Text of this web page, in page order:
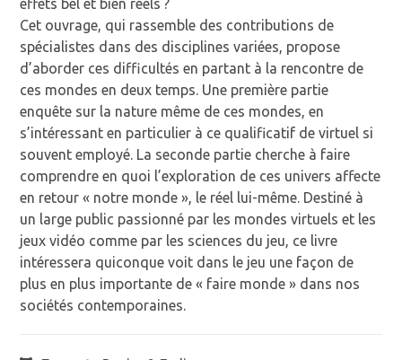
effets bel et bien réels ?
Cet ouvrage, qui rassemble des contributions de
spécialistes dans des disciplines variées, propose
d’aborder ces difficultés en partant à la rencontre de
ces mondes en deux temps. Une première partie
enquête sur la nature même de ces mondes, en
s’intéressant en particulier à ce qualificatif de virtuel si
souvent employé. La seconde partie cherche à faire
comprendre en quoi l’exploration de ces univers affecte
en retour « notre monde », le réel lui-même. Destiné à
un large public passionné par les mondes virtuels et les
jeux vidéo comme par les sciences du jeu, ce livre
intéressera quiconque voit dans le jeu une façon de
plus en plus importante de « faire monde » dans nos
sociétés contemporaines.